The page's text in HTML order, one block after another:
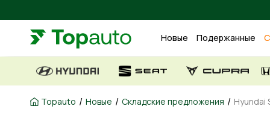
Новые Подержанные
Topauto / Новые / Складские предложения / Hyundai